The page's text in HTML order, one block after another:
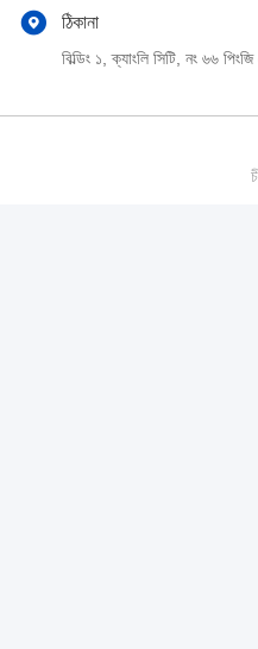
ঠিকানা
বিল্ডিং ১, ক্যাংলি সিটি, নং ৬৬